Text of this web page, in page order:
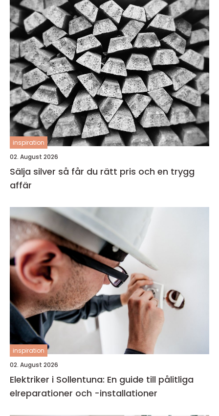
inspiration
02. August 2026
Sälja silver så får du rätt pris och en trygg
affär
inspiration
02. August 2026
Elektriker i Sollentuna: En guide till pålitliga
elreparationer och -installationer